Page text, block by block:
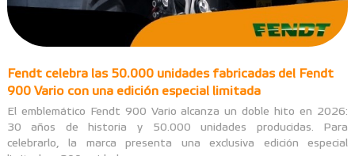
Fendt celebra las 50.000 unidades fabricadas del Fendt
900 Vario con una edición especial limitada
El emblemático Fendt 900 Vario alcanza un doble hito en 2026:
30 años de historia y 50.000 unidades producidas. Para
celebrarlo, la marca presenta una exclusiva edición especial